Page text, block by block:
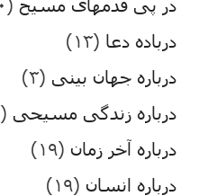
درباده دعا (۱۳)
درباره جهان بینی (۳)
درباره زندگی مسیحی (۲۹)
درباره آخر زمان (۱۹)
درباره انسان (۱۹)